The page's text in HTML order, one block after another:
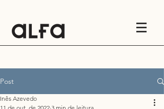
Post
Inês Azevedo